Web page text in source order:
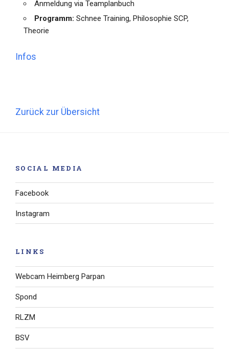
Anmeldung via Teamplanbuch
Programm: Schnee Training, Philosophie SCP,
Theorie
Infos
Zurück zur Übersicht
SOCIAL MEDIA
Facebook
Instagram
LINKS
Webcam Heimberg Parpan
Spond
RLZM
BSV